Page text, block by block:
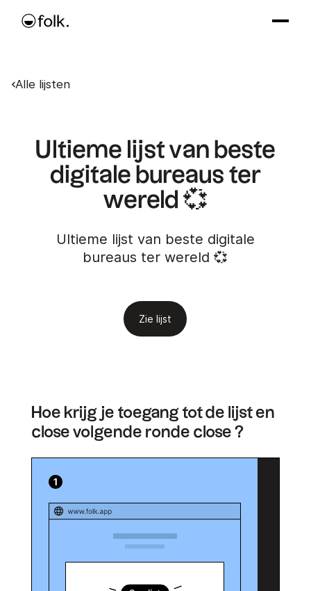
Alle lijsten
Ultieme lijst van beste
digitale bureaus ter
wereld 💞
Ultieme lijst van beste digitale
bureaus ter wereld 💞
Zie lijst
Hoe krijg je toegang tot de lijst en
close volgende ronde close ?